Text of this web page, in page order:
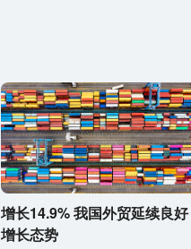
增长14.9% 我国外贸延续良好
增长态势